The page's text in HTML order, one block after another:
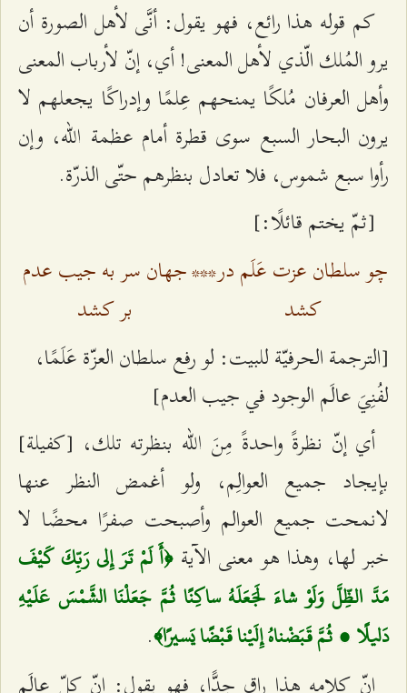
كم قوله هذا رائع، فهو يقول: أنَّى لأهل الصورة أن
يرو المُلك الّذي لأهل المعنى! أي، إنّ لأرباب المعنى
وأهل العرفان مُلكًا يمنحهم عِلمًا وإدراكًا يجعلهم لا
يرون البحار السبع سوى قطرة أمام عظمة الله، وإن
رأوا سبع شموس، فلا تعادل بنظرهم حتّى الذرّة.
[ثمّ يختم قائلًا:]
چو سلطان عزت عَلَم در
كشد
***جهان سر به جيب عدم
بر كشد
[الترجمة الحرفيّة للبيت: لو رفع سلطان العزّة عَلَمًا،
لفُنِيَ عالَم الوجود في جيب العدم]
أي إنّ نظرةً واحدةً مِنَ الله بنظرته تلك، [كفيلة]
بإيجاد جميع العوالِم، ولو أغمض النظر عنها
لانمحت جميع العوالم وأصبحت صفرًا محضًا لا
خبر لها، وهذا هو معنى الآية﴿أَ لَمْ تَرَ إِلى‌ رَبِّكَ كَيْفَ
مَدَّ الظِّلَّ وَلَوْ شاءَ لَجَعَلَهُ ساكِنًا ثُمَّ جَعَلْنَا الشَّمْسَ عَلَيْهِ
دَليلًا ، ثُمَّ قَبَضْناهُ إِلَيْنا قَبْضًا يَسيرًا﴾.
إنّ كلامه هذا راقٍ جدًّا، فهو يقول: إنّ كلّ عالَم